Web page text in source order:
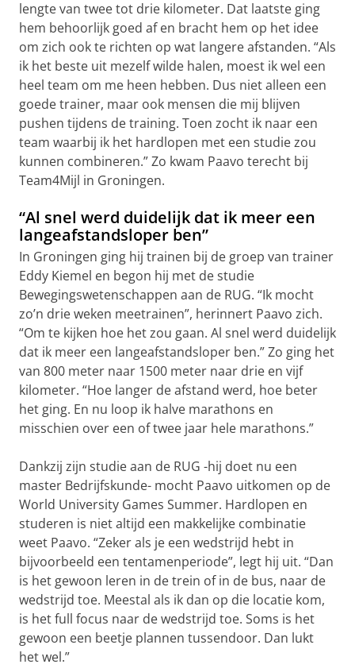
lengte van twee tot drie kilometer. Dat laatste ging
hem behoorlijk goed af en bracht hem op het idee
om zich ook te richten op wat langere afstanden. “Als
ik het beste uit mezelf wilde halen, moest ik wel een
heel team om me heen hebben. Dus niet alleen een
goede trainer, maar ook mensen die mij blijven
pushen tijdens de training. Toen zocht ik naar een
team waarbij ik het hardlopen met een studie zou
kunnen combineren.” Zo kwam Paavo terecht bij
Team4Mijl in Groningen.
“Al snel werd duidelijk dat ik meer een
langeafstandsloper ben”
In Groningen ging hij trainen bij de groep van trainer
Eddy Kiemel en begon hij met de studie
Bewegingswetenschappen aan de RUG. “Ik mocht
zo’n drie weken meetrainen”, herinnert Paavo zich.
“Om te kijken hoe het zou gaan. Al snel werd duidelijk
dat ik meer een langeafstandsloper ben.” Zo ging het
van 800 meter naar 1500 meter naar drie en vijf
kilometer. “Hoe langer de afstand werd, hoe beter
het ging. En nu loop ik halve marathons en
misschien over een of twee jaar hele marathons.”
Dankzij zijn studie aan de RUG -hij doet nu een
master Bedrijfskunde- mocht Paavo uitkomen op de
World University Games Summer. Hardlopen en
studeren is niet altijd een makkelijke combinatie
weet Paavo. “Zeker als je een wedstrijd hebt in
bijvoorbeeld een tentamenperiode”, legt hij uit. “Dan
is het gewoon leren in de trein of in de bus, naar de
wedstrijd toe. Meestal als ik dan op die locatie kom,
is het full focus naar de wedstrijd toe. Soms is het
gewoon een beetje plannen tussendoor. Dan lukt
het wel.”